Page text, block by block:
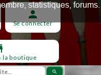
search
person
Se connecter
la boutique
statistiques, forums.